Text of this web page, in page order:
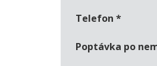
Telefon *
Poptávka po